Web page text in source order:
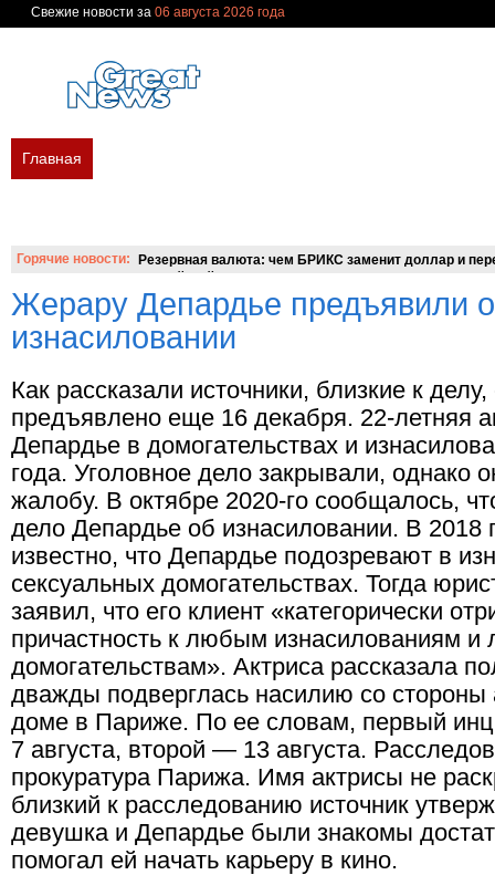
Свежие новости за 06 августа 2026 года
Главная
Горячие новости:
Резервная валюта: чем БРИКС заменит доллар и
Жерару Депардье предъявили
изнасиловании
Как рассказали источники, близкие к
предъявлено еще 16 декабря. 22-летняя
Депардье в домогательствах и
года. Уголовное дело закрывали, однако
жалобу. В октябре 2020-го сообщалось,
дело Депардье об изнасиловании. В 2018
известно, что Депардье подозревают в
сексуальных домогательствах. Тогда
заявил, что его клиент «категорически
причастность к любым изнасилованиям
домогательствам». Актриса рассказала
дважды подверглась насилию со стороны
доме в Париже. По ее словам, первый
7 августа, второй — 13 августа.
прокуратура Парижа. Имя актрисы не
близкий к расследованию источник
девушка и Депардье были знакомы
помогал ей начать карьеру в кино.